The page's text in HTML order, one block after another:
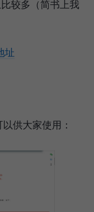
较多（简书上我
址
供大家使用：